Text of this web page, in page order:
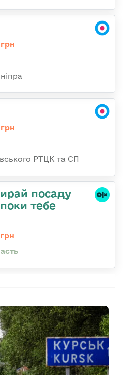
РТЦК та СП
посаду
тебе